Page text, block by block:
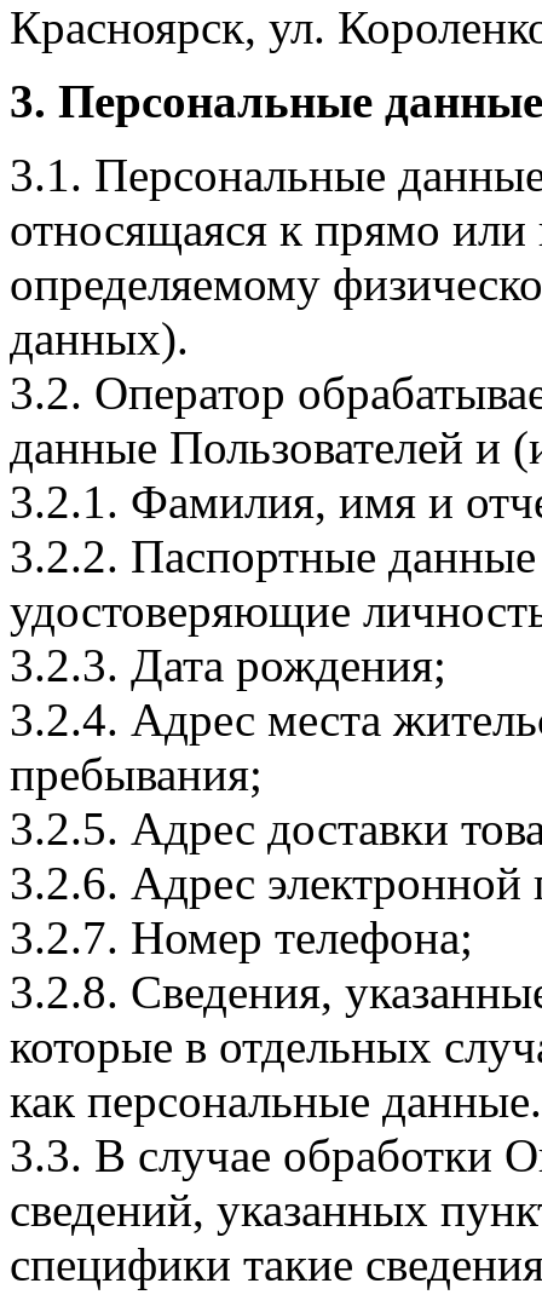
Красноярск, ул.
3. Персональные
3.1. Персональные
относящаяся к прямо
определяемому
данных).
3.2. Оператор
данные Пользователей и
3.2.1. Фамилия, имя и
3.2.2. Паспортные
удостоверяющие
3.2.3. Дата рождения;
3.2.4. Адрес места
пребывания;
3.2.5. Адрес доставки
3.2.6. Адрес электронной
3.2.7. Номер телефона;
3.2.8. Сведения,
которые в отдельных
как персональные данные.
3.3. В случае обработки
сведений, указанных
специфики такие